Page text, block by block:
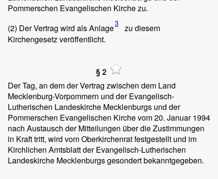
Pommerschen Evangelischen Kirche zu.
(2) Der Vertrag wird als Anlage3
zu diesem
Kirchengesetz veröffentlicht.
§ 2
Der Tag, an dem der Vertrag zwischen dem Land
Mecklenburg-Vorpommern und der Evangelisch-
Lutherischen Landeskirche Mecklenburgs und der
Pommerschen Evangelischen Kirche vom 20. Januar 1994
nach Austausch der Mitteilungen über die Zustimmungen
in Kraft tritt, wird vom Oberkirchenrat festgestellt und im
Kirchlichen Amtsblatt der Evangelisch-Lutherischen
Landeskirche Mecklenburgs gesondert bekanntgegeben.